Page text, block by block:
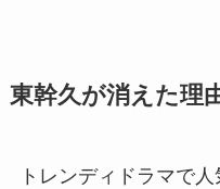
東幹久が消えた理
トレンディドラマで